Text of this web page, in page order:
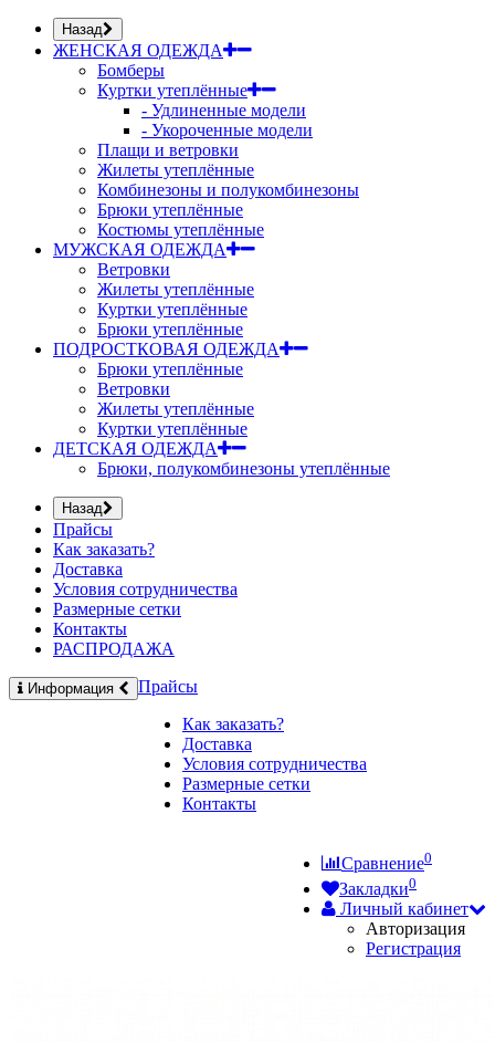
Назад
ЖЕНСКАЯ ОДЕЖДА
Бомберы
Куртки утеплённые
- Удлиненные модели
- Укороченные модели
Плащи и ветровки
Жилеты утеплённые
Комбинезоны и полукомбинезоны
Брюки утеплённые
Костюмы утеплённые
МУЖСКАЯ ОДЕЖДА
Ветровки
Жилеты утеплённые
Куртки утеплённые
Брюки утеплённые
ПОДРОСТКОВАЯ ОДЕЖДА
Брюки утеплённые
Ветровки
Жилеты утеплённые
Куртки утеплённые
ДЕТСКАЯ ОДЕЖДА
Брюки, полукомбинезоны утеплённые
Назад
Прайсы
Как заказать?
Доставка
Условия сотрудничества
Размерные сетки
Контакты
РАСПРОДАЖА
Информация
Прайсы
Как заказать?
Доставка
Условия сотрудничества
Размерные сетки
Контакты
Сравнение0
Закладки0
Личный кабинет
Авторизация
Регистрация